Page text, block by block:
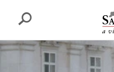
Keresés